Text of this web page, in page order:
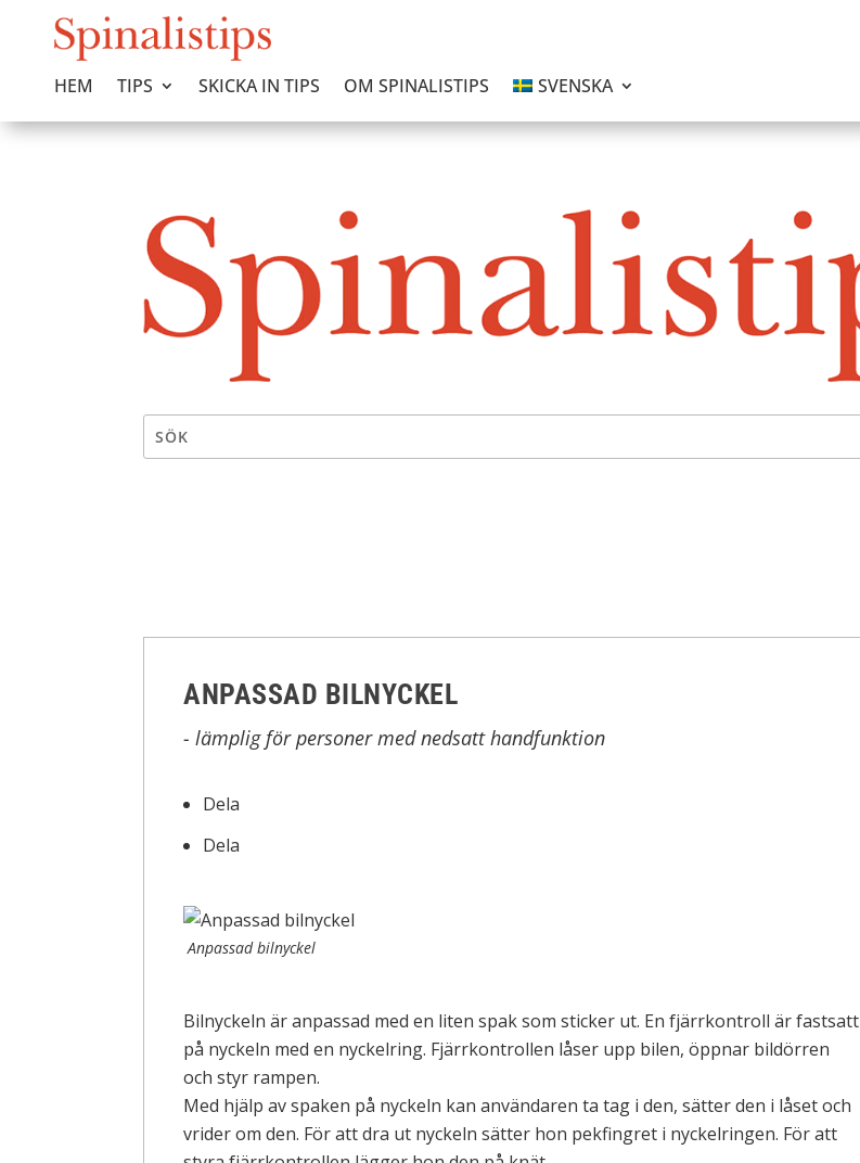
HEM TIPS SKICKA IN TIPS OM SPINALISTIPS SVENSKA
ANPASSAD BILNYCKEL
- lämplig för personer med nedsatt handfunktion
Dela
Dela
Anpassad bilnyckel
Bilnyckeln är anpassad med en liten spak som sticker ut. En fjärrkontroll är fastsatt
på nyckeln med en nyckelring. Fjärrkontrollen låser upp bilen, öppnar bildörren
och styr rampen.
Med hjälp av spaken på nyckeln kan användaren ta tag i den, sätter den i låset och
vrider om den. För att dra ut nyckeln sätter hon pekfingret i nyckelringen. För att